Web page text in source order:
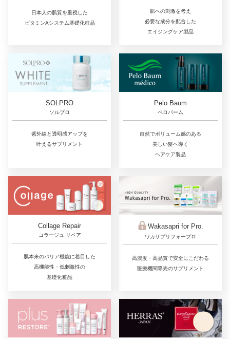
日本人の肌質を重視した
ビタミンAシステム基礎化粧品
肌への刺激を考え
必要な成分を配合した
エイジングケア製品
SOLPRO
ソルプロ
紫外線と透明感アップを
叶えるサプリメント
Pelo Baum
ペロバーム
自然でボリューム感のある
美しい髪へ導く
ヘアケア製品
Collage Repair
コラージュ リペア
肌本来のバリア機能に着目した
高機能性・低刺激性の
基礎化粧品
Wakasapri for Pro.
ワカサプリフォープロ
高濃度・高品質で安全にこだわる
医療機関専売のサプリメント